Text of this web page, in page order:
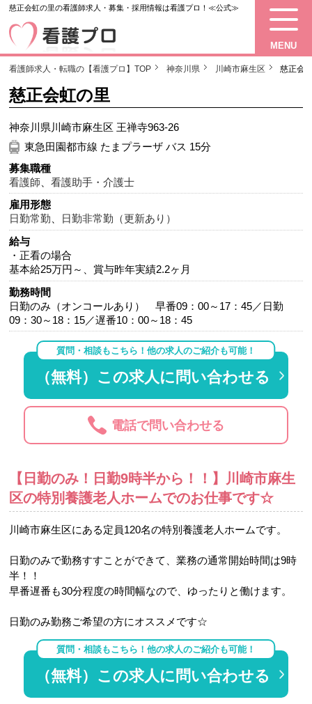
慈正会虹の里の看護師求人・募集・採用情報は看護プロ！≪公式≫
MENU
看護師求人・転職の【看護プロ】TOP 神奈川県 川崎市麻生区 慈正会
慈正会虹の里
神奈川県川崎市麻生区 王禅寺963-26
東急田園都市線 たまプラーザ バス 15分
募集職種
看護師 、看護助手・介護士
雇用形態
日勤常勤、 日勤非常勤（更新あり）
給与
・正看の場合
基本給25万円～、賞与昨年実績2.2ヶ月
勤務時間
日勤のみ（オンコールあり） 早番09：00～17：45／日勤
09：30～18：15／遅番10：00～18：45
質問・相談もこちら！他の求人のご紹介も可能！
（無料）この求人に問い合わせる
電話で問い合わせる
【日勤のみ！日勤9時半から！！】川崎市麻生
区の特別養護老人ホームでのお仕事です☆
川崎市麻生区にある定員120名の特別養護老人ホームです。
日勤のみで勤務すすことができて、業務の通常開始時間は9時
半！！
早番遅番も30分程度の時間幅なので、ゆったりと働けます。
日勤のみ勤務ご希望の方にオススメです☆
質問・相談もこちら！他の求人のご紹介も可能！
（無料）この求人に問い合わせる